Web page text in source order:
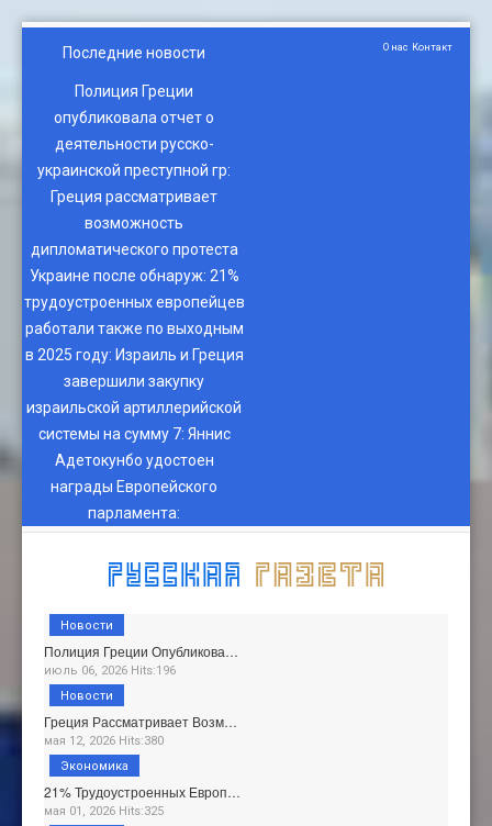
Последние новости
Полиция Греции
опубликовала отчет о
деятельности русско-
украинской преступной гр:
Греция рассматривает
возможность
дипломатического протеста
Украине после обнаруж: 21%
трудоустроенных европейцев
работали также по выходным
в 2025 году: Израиль и Греция
завершили закупку
израильской артиллерийской
системы на сумму 7: Яннис
Адетокунбо удостоен
награды Европейского
парламента:
О нас Контакт
Полиция Греции Опубликова…
июль 06, 2026 Hits:196
Новости
Греция Рассматривает Возм…
мая 12, 2026 Hits:380
Новости
21% Трудоустроенных Европ…
мая 01, 2026 Hits:325
Экономика